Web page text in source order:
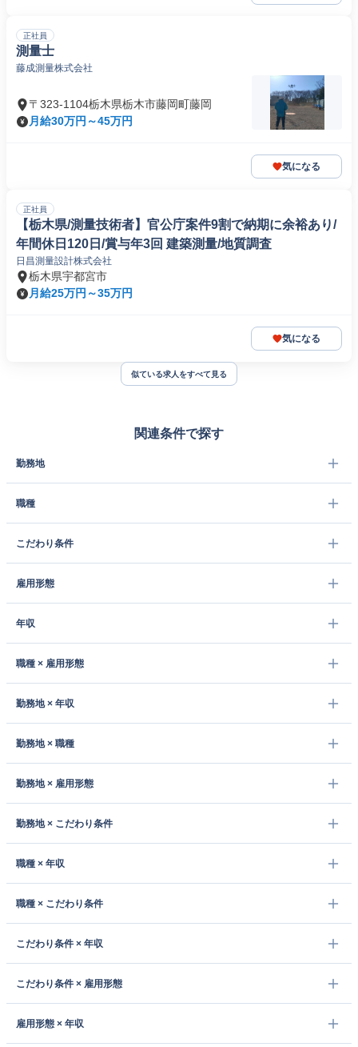
正社員
測量士
藤成測量株式会社
〒323-1104栃木県栃木市藤岡町藤岡
月給30万円～45万円
気になる
正社員
【栃木県/測量技術者】官公庁案件9割で納期に余裕あり/
年間休日120日/賞与年3回 建築測量/地質調査
日昌測量設計株式会社
栃木県宇都宮市
月給25万円～35万円
気になる
似ている求人をすべて見る
関連条件で探す
勤務地
職種
こだわり条件
雇用形態
年収
職種 × 雇用形態
勤務地 × 年収
勤務地 × 職種
勤務地 × 雇用形態
勤務地 × こだわり条件
職種 × 年収
職種 × こだわり条件
こだわり条件 × 年収
こだわり条件 × 雇用形態
雇用形態 × 年収